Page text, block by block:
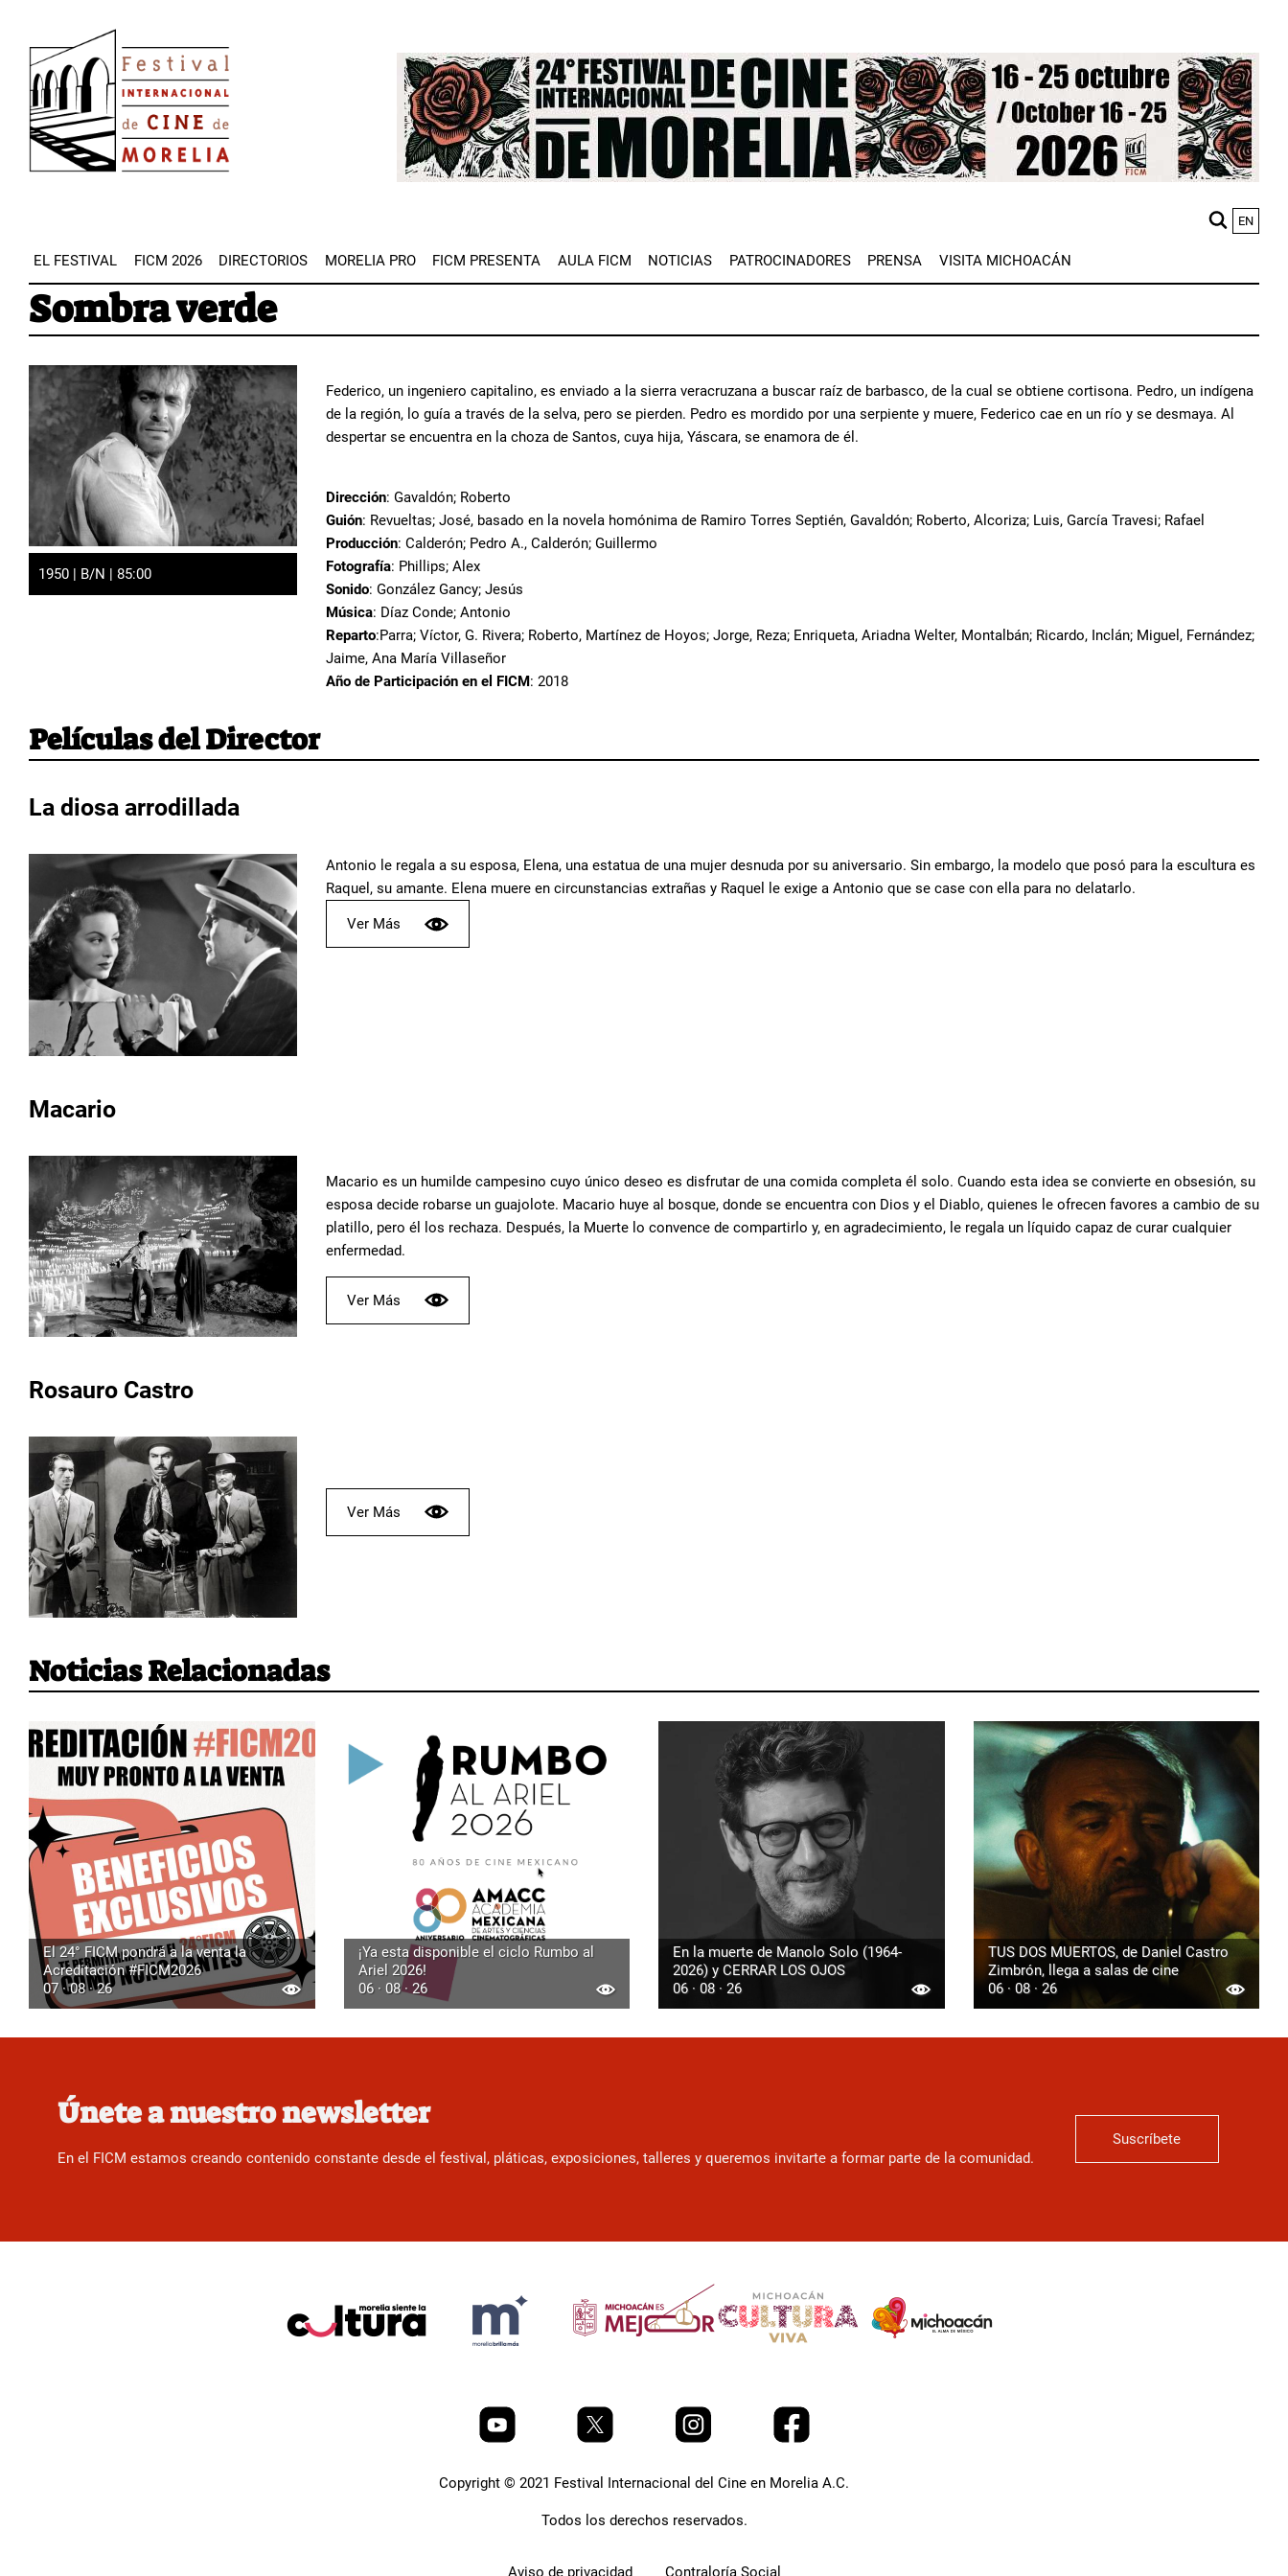
contenido
principal
Image
EN
EL FESTIVAL FICM 2026 DIRECTORIOS MORELIA PRO FICM PRESENTA AULA FICM NOTICIAS PATROCINADORES PRENSA VISITA MICHOACÁN
Sombra verde
1950 | B/N | 85:00
Federico, un ingeniero capitalino, es enviado a la sierra veracruzana a buscar raíz de barbasco, de la cual se obtiene cortisona. Pedro, un indígena
de la región, lo guía a través de la selva, pero se pierden. Pedro es mordido por una serpiente y muere, Federico cae en un río y se desmaya. Al
despertar se encuentra en la choza de Santos, cuya hija, Yáscara, se enamora de él.
Dirección: Gavaldón; Roberto
Guión: Revueltas; José, basado en la novela homónima de Ramiro Torres Septién, Gavaldón; Roberto, Alcoriza; Luis, García Travesi; Rafael
Producción: Calderón; Pedro A., Calderón; Guillermo
Fotografía: Phillips; Alex
Sonido: González Gancy; Jesús
Música: Díaz Conde; Antonio
Reparto:Parra; Víctor, G. Rivera; Roberto, Martínez de Hoyos; Jorge, Reza; Enriqueta, Ariadna Welter, Montalbán; Ricardo, Inclán; Miguel, Fernández;
Jaime, Ana María Villaseñor
Año de Participación en el FICM: 2018
Películas del Director
La diosa arrodillada
Antonio le regala a su esposa, Elena, una estatua de una mujer desnuda por su aniversario. Sin embargo, la modelo que posó para la escultura es
Raquel, su amante. Elena muere en circunstancias extrañas y Raquel le exige a Antonio que se case con ella para no delatarlo.
Ver Más
Macario
Macario es un humilde campesino cuyo único deseo es disfrutar de una comida completa él solo. Cuando esta idea se convierte en obsesión, su
esposa decide robarse un guajolote. Macario huye al bosque, donde se encuentra con Dios y el Diablo, quienes le ofrecen favores a cambio de su
platillo, pero él los rechaza. Después, la Muerte lo convence de compartirlo y, en agradecimiento, le regala un líquido capaz de curar cualquier
enfermedad.
Ver Más
Rosauro Castro
Ver Más
Noticias Relacionadas
El 24° FICM pondrá a la venta la
Acreditación #FICM2026
07 · 08 · 26
¡Ya esta disponible el ciclo Rumbo al
Ariel 2026!
06 · 08 · 26
En la muerte de Manolo Solo (1964-
2026) y CERRAR LOS OJOS
06 · 08 · 26
TUS DOS MUERTOS, de Daniel Castro
Zimbrón, llega a salas de cine
06 · 08 · 26
Únete a nuestro newsletter
En el FICM estamos creando contenido constante desde el festival, pláticas, exposiciones, talleres y queremos invitarte a formar parte de la comunidad.
Suscríbete
Copyright © 2021 Festival Internacional del Cine en Morelia A.C.
Todos los derechos reservados.
Aviso de privacidad Contraloría Social